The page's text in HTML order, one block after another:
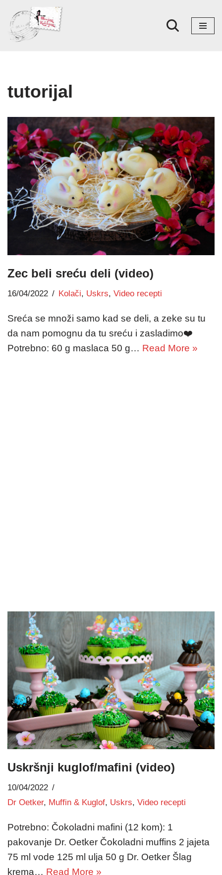
Skoči
na
tutorijal
Zec beli sreću deli (video)
16/04/2022 Kolači, Uskrs, Video recepti
Sreća se množi samo kad se deli, a zeke su tu
da nam pomognu da tu sreću i zasladimo❤️
Potrebno: 60 g maslaca 50 g… Read More »
Uskršnji kuglof/mafini (video)
10/04/2022
Dr Oetker, Muffin & Kuglof, Uskrs, Video recepti
Potrebno: Čokoladni mafini (12 kom): 1
pakovanje Dr. Oetker Čokoladni muffins 2 jajeta
75 ml vode 125 ml ulja 50 g Dr. Oetker Šlag
krema… Read More »